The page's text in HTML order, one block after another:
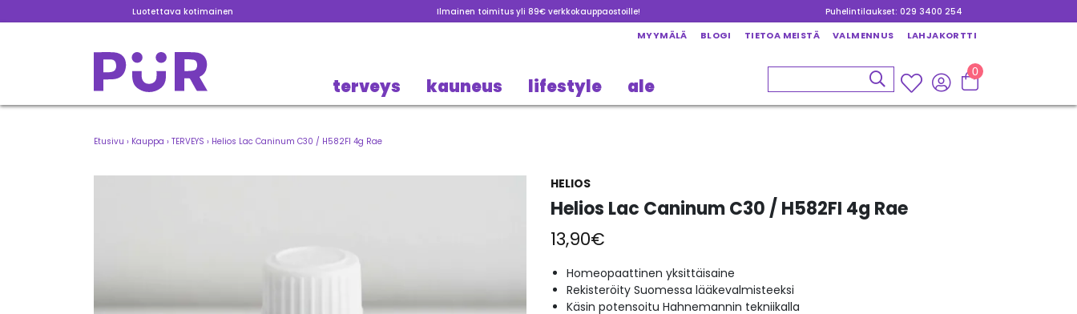
Luotettava kotimainen Ilmainen toimitus yli 89€ verkkokauppaostoille! Puhelintilaukset: 029 3400 254
MYYMÄLÄ BLOGI TIETOA MEISTÄ VALMENNUS LAHJAKORTTI
terveys kauneus lifestyle ale
0
Etusivu › Kauppa › TERVEYS › Helios Lac Caninum C30 / H582FI 4g Rae
HELIOS
Helios Lac Caninum C30 / H582FI 4g Rae
13,90€
Homeopaattinen yksittäisaine
Rekisteröity Suomessa lääkevalmisteeksi
Käsin potensoitu Hahnemannin tekniikalla